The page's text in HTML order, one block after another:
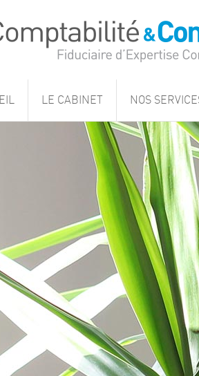
LE CABINET NOS